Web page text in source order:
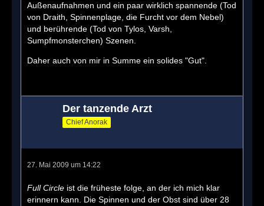
Außenaufnahmen und ein paar wirklich spannende (Tod
von Draith, Spinnenplage, die Furcht vor dem Nebel)
und berührende (Tod von Tylos, Varsh,
Sumpfmonsterchen) Szenen.
Daher auch von mir in Summe ein solides "Gut".
Der tanzende Arzt
Chief Anorak
27. Mai 2009 um 14:22
Full Circle ist die früheste folge, an der ich mich klar
erinnern kann. Die Spinnen und der Obst sind über 28